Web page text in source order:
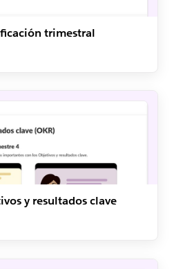
trimestral
y resultados clave